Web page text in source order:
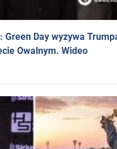
Day wyzywa
Owalnym. Wideo